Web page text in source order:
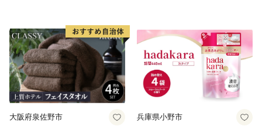
蓄 防災 エコ 消耗品 生活雑貨
生活用品 無香料 トイレット
ペーパー ダブル といれっと
ぺーぱー トイレ クレシア ト
イレットペーパー [BDBH002
-1]
大阪府泉佐野市 兵庫県小野市